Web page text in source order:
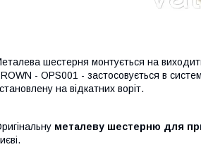
шестерня монтується на
- OPS001 - застосовується в
на відкатних воріт.
металеву шестерню для